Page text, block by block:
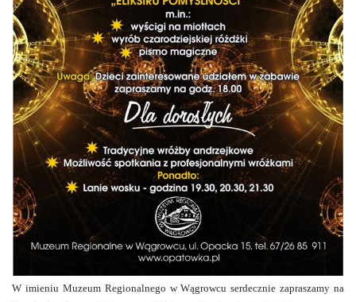
W imieniu Muzeum Regionalnego w Wągrowcu serdecznie zapraszamy na